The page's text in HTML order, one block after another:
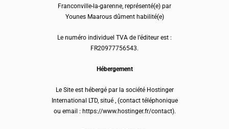
Franconville-la-garenne, représenté(e) par
Younes Maarous dûment habilité(e)
Le numéro individuel TVA de l’éditeur est :
FR20977756543.
Hébergement
Le Site est hébergé par la société Hostinger
International LTD, situé , (contact téléphonique
ou email : https://www.hostinger.fr/contact).